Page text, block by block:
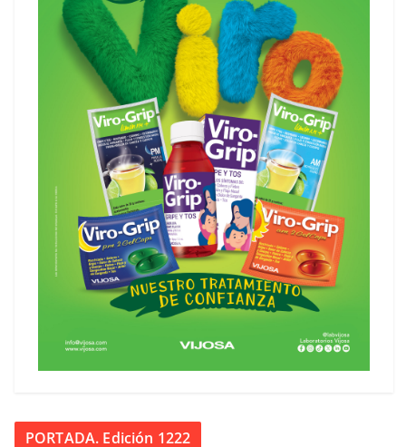
PORTADA. Edición 1222